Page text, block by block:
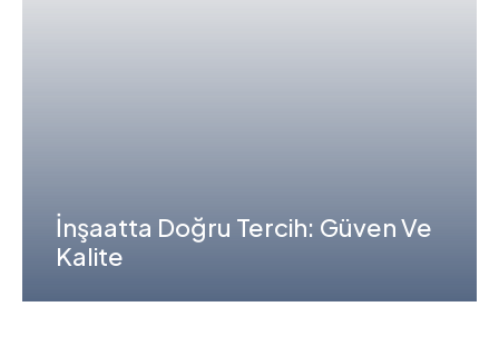
İnşaatta Doğru Tercih: Güven Ve
Kalite